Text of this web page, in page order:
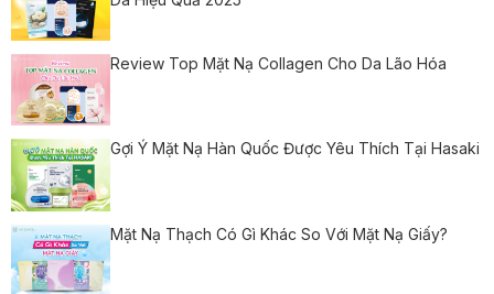
Review Top Mặt Nạ Collagen Cho Da Lão Hóa
Gợi Ý Mặt Nạ Hàn Quốc Được Yêu Thích Tại Hasaki
Mặt Nạ Thạch Có Gì Khác So Với Mặt Nạ Giấy?